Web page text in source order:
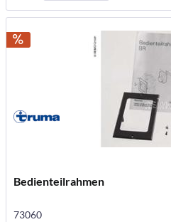
Bedienteilrahmen
73060